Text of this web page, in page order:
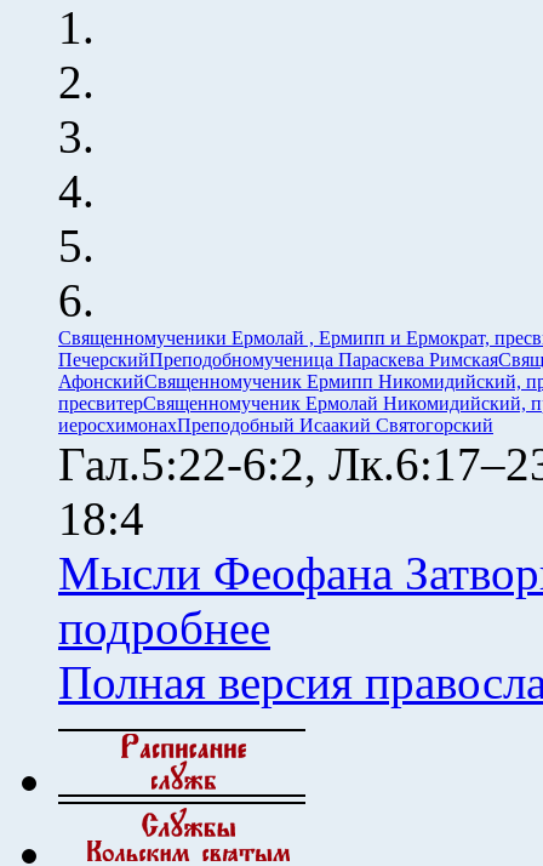
Священномученики Ермолай , Ермипп и Ермократ,
ПечерскийПреподобномученица Параскева Римская
АфонскийСвященномученик Ермипп Никомидийский,
пресвитерСвященномученик Ермолай Никомидийский,
иеросхимонахПреподобный Исаакий Святогорский
Гал.5:22-6:2,
18:4
Мысли Феофана
подробнее
Полная версия